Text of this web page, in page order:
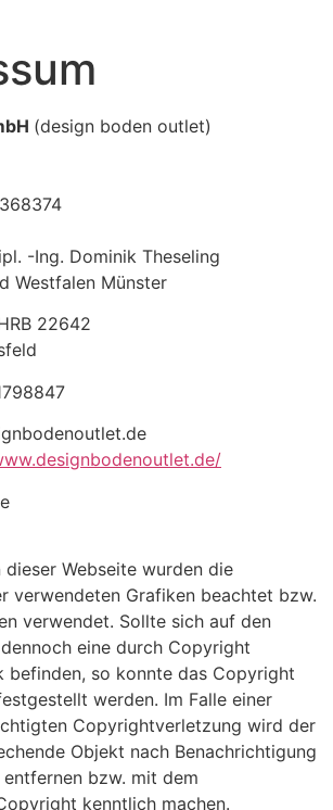
(design boden outlet)
-Ing. Dominik Theseling
Westfalen Münster
22642
dieser Webseite wurden die
verwendeten Grafiken beachtet bzw.
verwendet. Sollte sich auf den
eine durch Copyright
befinden, so konnte das Copyright
werden. Im Falle einer
Copyrightverletzung wird der
Objekt nach Benachrichtigung
bzw. mit dem
kenntlich machen.